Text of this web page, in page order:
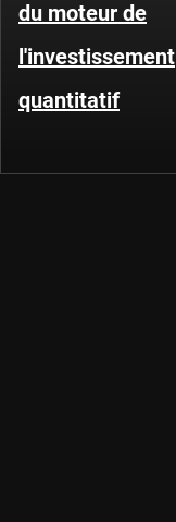
du moteur de
l'investissement
quantitatif